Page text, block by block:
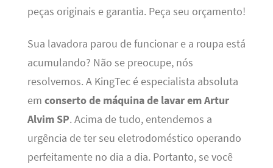
peças originais e garantia. Peça seu orçamento!
Sua lavadora parou de funcionar e a roupa está
acumulando? Não se preocupe, nós
resolvemos. A KingTec é especialista absoluta
em conserto de máquina de lavar em Artur
Alvim SP. Acima de tudo, entendemos a
urgência de ter seu eletrodoméstico operando
perfeitamente no dia a dia. Portanto, se você